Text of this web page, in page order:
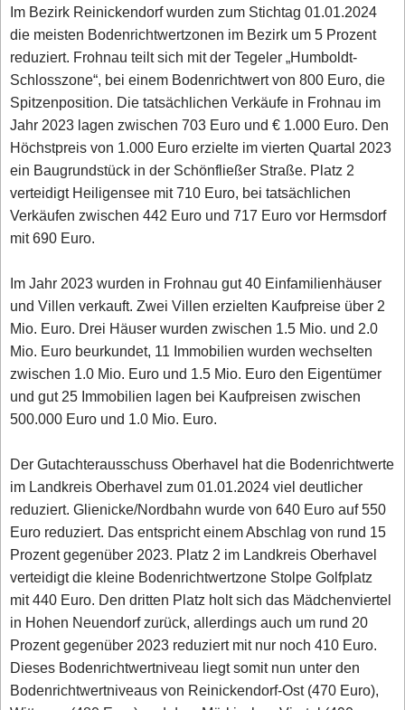
Im Bezirk Reinickendorf wurden zum Stichtag 01.01.2024
die meisten Bodenrichtwertzonen im Bezirk um 5 Prozent
reduziert. Frohnau teilt sich mit der Tegeler „Humboldt-
Schlosszone“, bei einem Bodenrichtwert von 800 Euro, die
Spitzenposition. Die tatsächlichen Verkäufe in Frohnau im
Jahr 2023 lagen zwischen 703 Euro und € 1.000 Euro. Den
Höchstpreis von 1.000 Euro erzielte im vierten Quartal 2023
ein Baugrundstück in der Schönfließer Straße. Platz 2
verteidigt Heiligensee mit 710 Euro, bei tatsächlichen
Verkäufen zwischen 442 Euro und 717 Euro vor Hermsdorf
mit 690 Euro.
Im Jahr 2023 wurden in Frohnau gut 40 Einfamilienhäuser
und Villen verkauft. Zwei Villen erzielten Kaufpreise über 2
Mio. Euro. Drei Häuser wurden zwischen 1.5 Mio. und 2.0
Mio. Euro beurkundet, 11 Immobilien wurden wechselten
zwischen 1.0 Mio. Euro und 1.5 Mio. Euro den Eigentümer
und gut 25 Immobilien lagen bei Kaufpreisen zwischen
500.000 Euro und 1.0 Mio. Euro.
Der Gutachterausschuss Oberhavel hat die Bodenrichtwerte
im Landkreis Oberhavel zum 01.01.2024 viel deutlicher
reduziert. Glienicke/Nordbahn wurde von 640 Euro auf 550
Euro reduziert. Das entspricht einem Abschlag von rund 15
Prozent gegenüber 2023. Platz 2 im Landkreis Oberhavel
verteidigt die kleine Bodenrichtwertzone Stolpe Golfplatz
mit 440 Euro. Den dritten Platz holt sich das Mädchenviertel
in Hohen Neuendorf zurück, allerdings auch um rund 20
Prozent gegenüber 2023 reduziert mit nur noch 410 Euro.
Dieses Bodenrichtwertniveau liegt somit nun unter den
Bodenrichtwertniveaus von Reinickendorf-Ost (470 Euro),